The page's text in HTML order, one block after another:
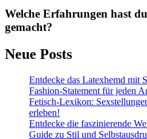
Welche Erfahrungen hast
gemacht?
Neue Posts
Entdecke das Latexhemd mit
Fashion-Statement für jeden
Fetisch-Lexikon:
erleben!
Entdecke die faszinierende
Guide zu Stil und